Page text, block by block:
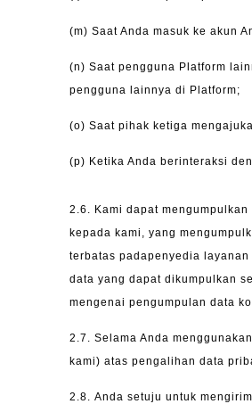
(m) Saat Anda masuk ke akun
(n) Saat pengguna Platform
pengguna lainnya di Platform;
(o) Saat pihak ketiga
(p) Ketika Anda berinteraksi
2.6. Kami dapat
kepada kami, yang
terbatas padapenyedia
data yang dapat dikumpulkan
mengenai pengumpulan data
2.7. Selama Anda
kami) atas pengalihan data
2.8. Anda setuju untuk